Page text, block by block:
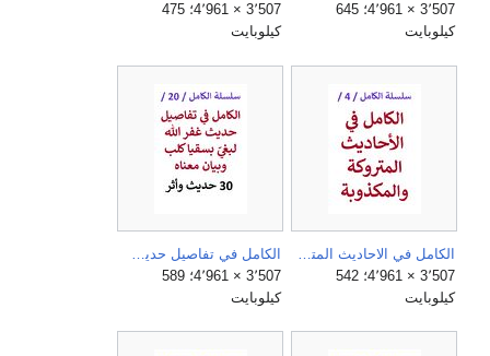
3٬507 × 4٬961؛ 645
كيلوبايت
3٬507 × 4٬961؛ 475
كيلوبايت
3٬507 × 4٬961؛ 542
كيلوبايت
3٬507 × 4٬961؛ 589
كيلوبايت